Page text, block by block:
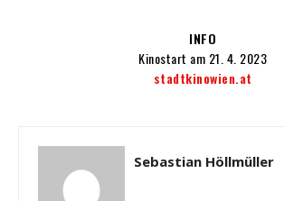
INFO
Kinostart am 21. 4. 2023
stadtkinowien.at
Sebastian Höllmüller